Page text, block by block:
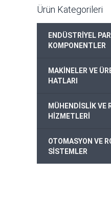
Ürün Kategorileri
ENDÜSTRİYEL
KOMPONENTLER
MAKİNELER VE
HATLARI
MÜHENDİSLİK VE
HİZMETLERİ
OTOMASYON VE
SİSTEMLER